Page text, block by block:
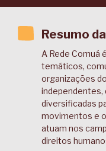
Resumo
A Rede Comuá
temáticos,
organizações
independentes,
diversificadas
movimentos e
atuam nos
direitos